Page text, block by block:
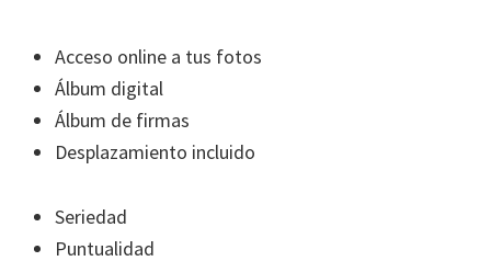
Acceso online a tus fotos
Álbum digital
Álbum de firmas
Desplazamiento incluido
Seriedad
Puntualidad